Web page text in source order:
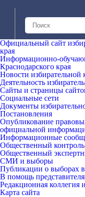
Официальный сайт
края
Информационно-
Краснодарского края
Новости избирательной
Деятельность
Сайты и страницы
Социальные сети
Документы
Постановления
Опубликование
официальной
Информационные
Общественный контроль
Общественный
СМИ и выборы
Публикации о выборах
В помощь
Редакционная коллегия
Карта сайта